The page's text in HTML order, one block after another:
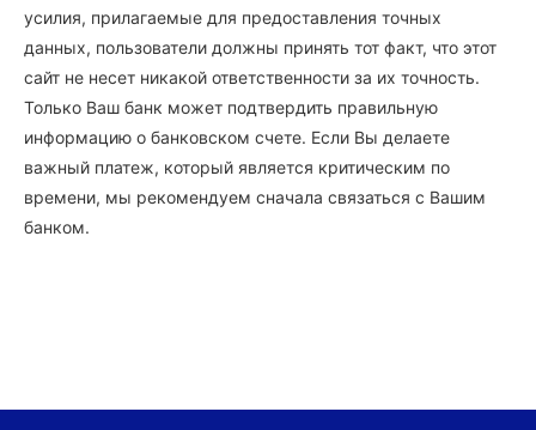
усилия, прилагаемые для предоставления точных
данных, пользователи должны принять тот факт, что этот
сайт не несет никакой ответственности за их точность.
Только Ваш банк может подтвердить правильную
информацию о банковском счете. Если Вы делаете
важный платеж, который является критическим по
времени, мы рекомендуем сначала связаться с Вашим
банком.